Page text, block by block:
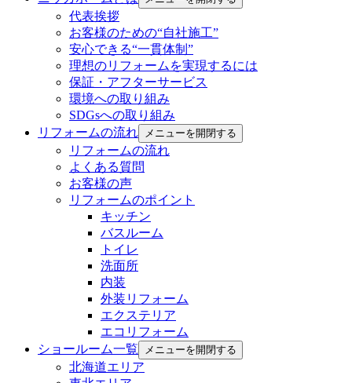
代表挨拶
お客様のための“自社施工”
安心できる“一貫体制”
理想のリフォームを実現するには
保証・アフターサービス
環境への取り組み
SDGsへの取り組み
リフォームの流れ
メニューを開閉する
リフォームの流れ
よくある質問
お客様の声
リフォームのポイント
キッチン
バスルーム
トイレ
洗面所
内装
外装リフォーム
エクステリア
エコリフォーム
ショールーム一覧
メニューを開閉する
北海道エリア